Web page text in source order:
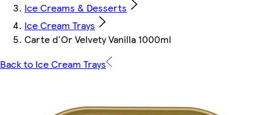
Ice Creams & Desserts
Ice Cream Trays
Carte d'Or Velvety Vanilla 1000ml
Back to Ice Cream Trays